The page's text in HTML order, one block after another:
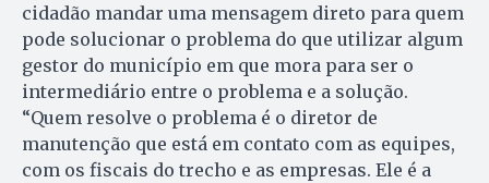
cidadão mandar uma mensagem direto para quem
pode solucionar o problema do que utilizar algum
gestor do município em que mora para ser o
intermediário entre o problema e a solução.
“Quem resolve o problema é o diretor de
manutenção que está em contato com as equipes,
com os fiscais do trecho e as empresas. Ele é a